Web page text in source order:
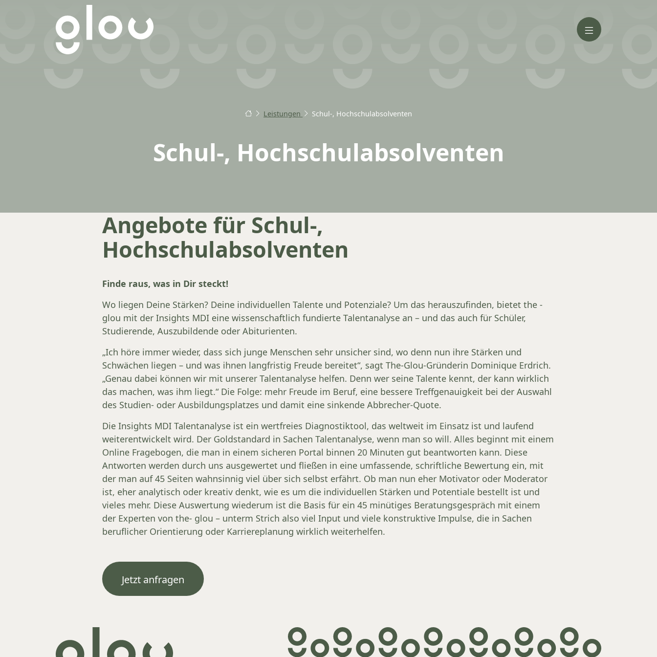
Leistungen Schul-, Hochschulabsolventen
Schul-, Hochschulabsolventen
Angebote für Schul-,
Hochschulabsolventen
Finde raus, was in Dir steckt!
Wo liegen Deine Stärken? Deine individuellen Talente und Potenziale? Um das herauszufinden, bietet the -
glou mit der Insights MDI eine wissenschaftlich fundierte Talentanalyse an – und das auch für Schüler,
Studierende, Auszubildende oder Abiturienten.
„Ich höre immer wieder, dass sich junge Menschen sehr unsicher sind, wo denn nun ihre Stärken und
Schwächen liegen – und was ihnen langfristig Freude bereitet“, sagt The-Glou-Gründerin Dominique Erdrich.
„Genau dabei können wir mit unserer Talentanalyse helfen. Denn wer seine Talente kennt, der kann wirklich
das machen, was ihm liegt.“ Die Folge: mehr Freude im Beruf, eine bessere Treffgenauigkeit bei der Auswahl
des Studien- oder Ausbildungsplatzes und damit eine sinkende Abbrecher-Quote.
Die Insights MDI Talentanalyse ist ein wertfreies Diagnostiktool, das weltweit im Einsatz ist und laufend
weiterentwickelt wird. Der Goldstandard in Sachen Talentanalyse, wenn man so will. Alles beginnt mit einem
Online Fragebogen, die man in einem sicheren Portal binnen 20 Minuten gut beantworten kann. Diese
Antworten werden durch uns ausgewertet und fließen in eine umfassende, schriftliche Bewertung ein, mit
der man auf 45 Seiten wahnsinnig viel über sich selbst erfährt. Ob man nun eher Motivator oder Moderator
ist, eher analytisch oder kreativ denkt, wie es um die individuellen Stärken und Potentiale bestellt ist und
vieles mehr. Diese Auswertung wiederum ist die Basis für ein 45 minütiges Beratungsgespräch mit einem
der Experten von the- glou – unterm Strich also viel Input und viele konstruktive Impulse, die in Sachen
beruflicher Orientierung oder Karriereplanung wirklich weiterhelfen.
Jetzt anfragen